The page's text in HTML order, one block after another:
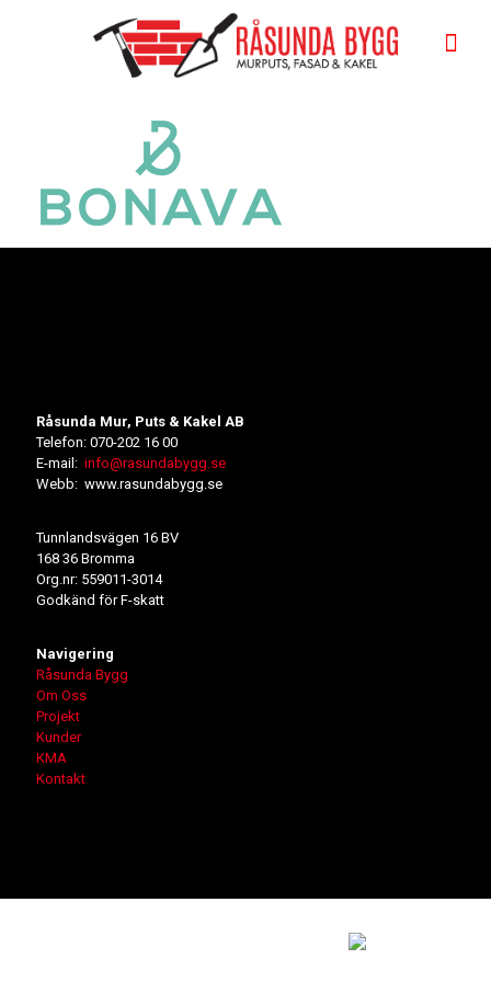
Råsunda Mur, Puts & Kakel AB
Telefon: 070-202 16 00
E-mail: info@rasundabygg.se
Webb: www.rasundabygg.se
Tunnlandsvägen 16 BV
168 36 Bromma
Org.nr: 559011-3014
Godkänd för F-skatt
Navigering
Råsunda Bygg
Om Oss
Projekt
Kunder
KMA
Kontakt